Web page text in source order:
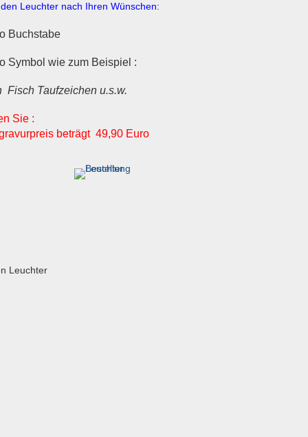
Leuchter nach Ihren Wünschen:
Buchstabe
Symbol wie zum Beispiel :
Fisch Taufzeichen u.s.w.
Sie :
beträgt 49,90 Euro